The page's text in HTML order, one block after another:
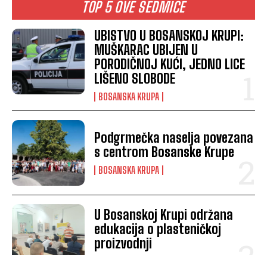
TOP 5 OVE SEDMICE
UBISTVO U BOSANSKOJ KRUPI:
MUŠKARAC UBIJEN U
PORODIČNOJ KUĆI, JEDNO LICE
LIŠENO SLOBODE
BOSANSKA KRUPA
Podgrmečka naselja povezana
s centrom Bosanske Krupe
BOSANSKA KRUPA
U Bosanskoj Krupi održana
edukacija o plasteničkoj
proizvodnji